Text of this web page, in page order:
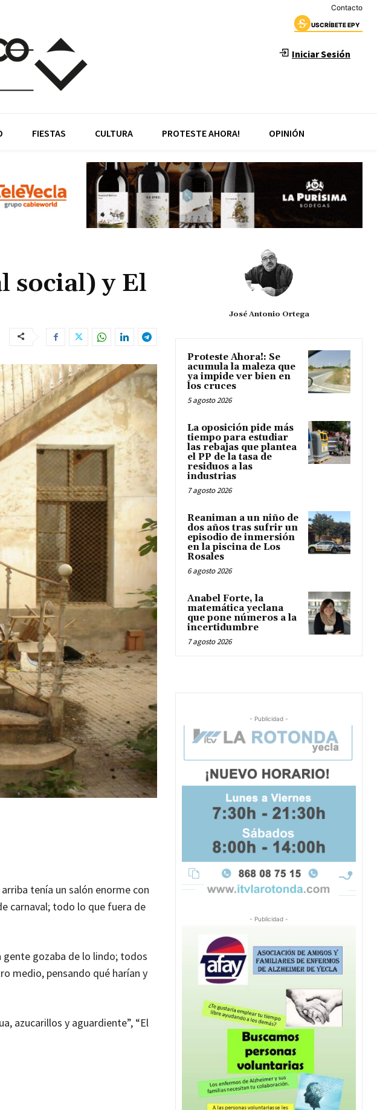
Contacto
USCRÍBETE EPY
Iniciar Sesión
FIESTAS CULTURA PROTESTE AHORA! OPINIÓN
social) y El
tenía un salón enorme con
carnaval; todo lo que fuera de
gente gozaba de lo lindo; todos
medio, pensando qué harían y
azucarillos y aguardiente”, “El
José Antonio Ortega
Proteste Ahora!: Se
acumula la maleza que
ya impide ver bien en
los cruces
5 agosto 2026
La oposición pide más
tiempo para estudiar
las rebajas que plantea
el PP de la tasa de
residuos a las
industrias
7 agosto 2026
Reaniman a un niño de
dos años tras sufrir un
episodio de inmersión
en la piscina de Los
Rosales
6 agosto 2026
Anabel Forte, la
matemática yeclana
que pone números a la
incertidumbre
7 agosto 2026
- Publicidad -
- Publicidad -